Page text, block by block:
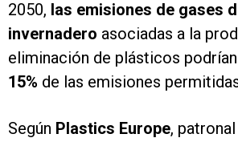
2050, las emisiones de gases
invernadero asociadas a la
eliminación de plásticos
15% de las emisiones
Según Plastics Europe,